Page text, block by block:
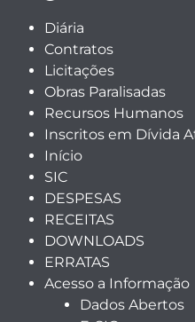
Diária
Contratos
Licitações
Obras Paralisadas
Recursos Humanos
Inscritos em Dívida
Início
SIC
DESPESAS
RECEITAS
DOWNLOADS
ERRATAS
Acesso a Informação
Dados Abertos